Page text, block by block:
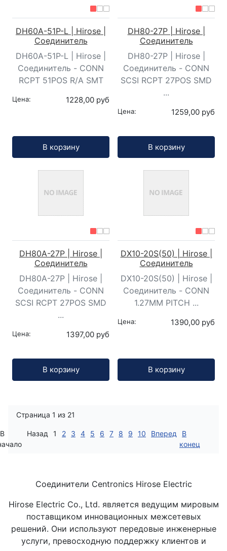
DH60A-51P-L | Hirose |
Соединитель
DH60A-51P-L | Hirose |
Соединитель - CONN
RCPT 51POS R/A SMT
Цена: 1228,00 руб
В корзину
DH80-27P | Hirose |
Соединитель
DH80-27P | Hirose |
Соединитель - CONN
SCSI RCPT 27POS SMD
...
Цена: 1259,00 руб
В корзину
DH80A-27P | Hirose |
Соединитель
DH80A-27P | Hirose |
Соединитель - CONN
SCSI RCPT 27POS SMD
...
Цена: 1397,00 руб
В корзину
DX10-20S(50) | Hirose |
Соединитель
DX10-20S(50) | Hirose |
Соединитель - CONN
1.27MM PITCH ...
Цена: 1390,00 руб
В корзину
Страница 1 из 21
В
Назад 1 2 3 4 5 6 7 8 9 10 Вперед
В
конец
Соединители Centronics Hirose Electric
Hirose Electric Co., Ltd. является ведущим мировым
поставщиком инновационных межсетевых
решений. Они используют передовые инженерные
услуги, превосходную поддержку клиентов и